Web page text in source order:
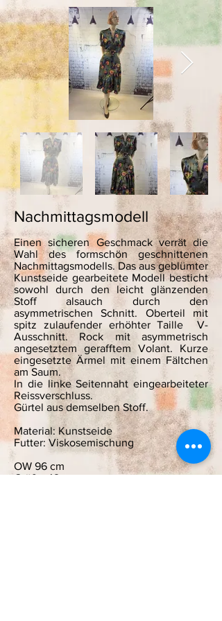
Nachmittagsmodell
Einen sicheren Geschmack verrät die
Wahl des formschön geschnittenen
Nachmittagsmodells. Das aus geblümter
Kunstseide gearbeitete Modell besticht
sowohl durch den leicht glänzenden
Stoff alsauch durch den
asymmetrischen Schnitt. Oberteil mit
spitz zulaufender erhöhter Taille V-
Ausschnitt. Rock mit asymmetrisch
angesetztem gerafftem Volant. Kurze
eingesetzte Ärmel mit einem Fältchen
am Saum.
In die linke Seitennaht eingearbeiteter
Reissverschluss.
Gürtel aus demselben Stoff.
Material: Kunstseide
Futter: Viskosemischung
OW 96 cm
Größe 42